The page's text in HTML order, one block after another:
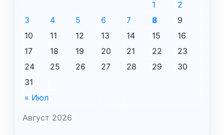
Август 2026
« Июл
1
2
3
4 5 6 7 8
9
10
11 12 13 14 15
16
17
18 19 20 21 22
23
24
25 26 27 28 29
30
31